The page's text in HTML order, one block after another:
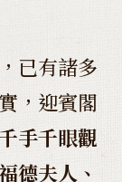
已有諸多
，迎賓閣
手千眼觀
德夫人、